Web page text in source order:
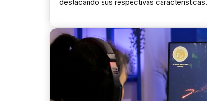
destacando sus respectivas características.